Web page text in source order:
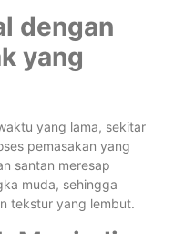
dengan
yang
yang lama, sekitar
pemasakan yang
santan meresap
muda, sehingga
tekstur yang lembut.